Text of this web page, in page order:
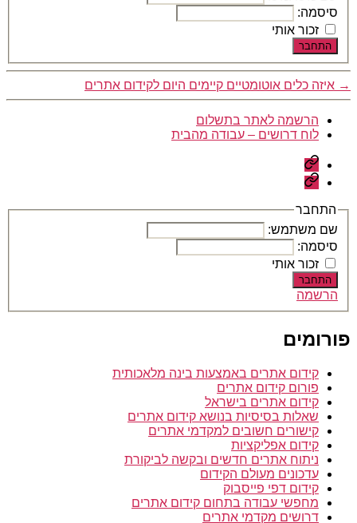
סיסמה:
זכור אותי
התחבר
→ איזה כלים אוטומטיים קיימים היום לקידום אתרים
הרשמה לאתר בתשלום
לוח דרושים – עבודה מהבית
הרשמה
לאתר
בתשלום
לוח
דרושים
–
מהבית
התחבר
שם משתמש:
סיסמה:
זכור אותי
התחבר
הרשמה
פורומים
קידום אתרים באמצעות בינה מלאכותית
פורום קידום אתרים
קידום אתרים בישראל
שאלות בסיסיות בנושא קידום אתרים
קישורים חשובים למקדמי אתרים
קידום אפליקציות
ניתוח אתרים חדשים ובקשה לביקורת
עדכונים מעולם הקידום
קידום דפי פייסבוק
מחפשי עבודה בתחום קידום אתרים
דרושים מקדמי אתרים